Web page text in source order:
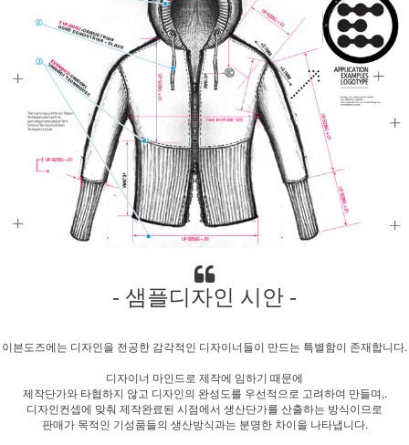
- 샘플디자인 시안 -
이븐도즈에는 디자인을 전공한 감각적인 디자이너들이 만드는 특별함이 존재합니다.
디자이너 마인드로 제작에 임하기 때문에
제작단가와 타협하지 않고 디자인의 완성도를 우선적으로 고려하여 만들며,.
디자인컨셉에 맞춰 제작완료된 시점에서 생산단가를 산출하는 방식이므로
판매가 목적인 기성품들의 생산방식과는 분명한 차이을 나타냅니다.